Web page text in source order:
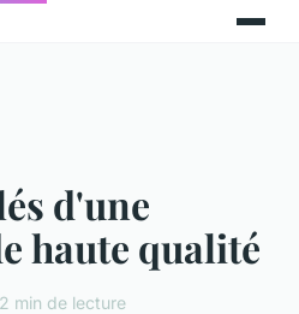
d'une
haute qualité
min de lecture